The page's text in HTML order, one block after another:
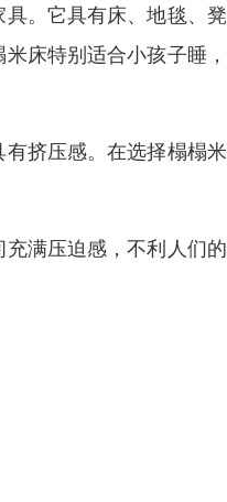
。它具有床、地毯、
床特别适合小孩子睡
挤压感。在选择榻榻
满压迫感，不利人们